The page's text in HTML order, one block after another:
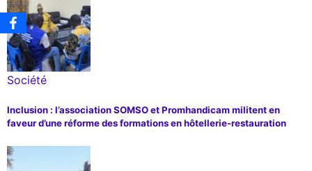
Société
Inclusion : l’association SOMSO et Promhandicam militent en
faveur d’une réforme des formations en hôtellerie-restauration